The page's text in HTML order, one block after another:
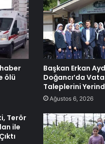
ölü
Başkan Erkan
Doğancı’da
Taleplerini
Ağustos 6, 2026
Terör
ile